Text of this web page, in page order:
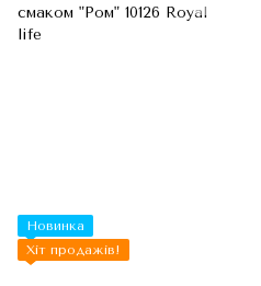
Новинка
Хіт продажів!